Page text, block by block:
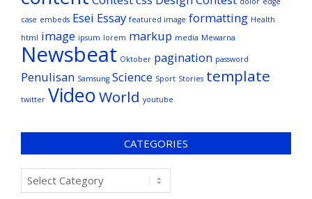
case embeds Esei Essay featured image formatting Health
html image ipsum lorem markup media Mewarna
Newsbeat Oktober pagination password
Penulisan Samsung Science Sport Stories template
twitter VideoWorld youtube
CATEGORIES